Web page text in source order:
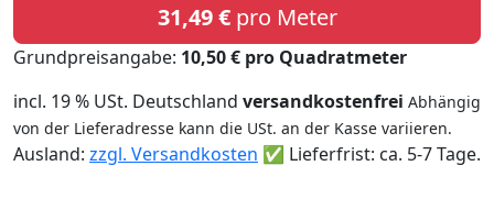
31,49 €pro Meter
Grundpreisangabe: 10,50 € pro Quadratmeter
incl. 19 % USt. Deutschland versandkostenfrei Abhängig
von der Lieferadresse kann die USt. an der Kasse variieren.
Ausland: zzgl. Versandkosten ✅ Lieferfrist: ca. 5-7 Tage.